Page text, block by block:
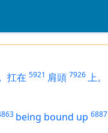
扛在 5921 肩頭 7926上。
being bound up 6887